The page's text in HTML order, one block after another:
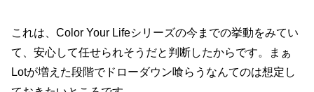
これは、Color Your Lifeシリーズの今までの挙動をみてい
て、安心して任せられそうだと判断したからです。まぁ
Lotが増えた段階でドローダウン喰らうなんてのは想定し